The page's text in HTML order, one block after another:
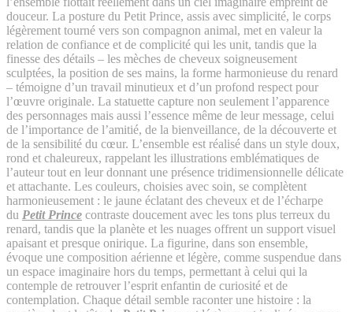
douceur. La posture du Petit Prince, assis avec simplicité, le corps
légèrement tourné vers son compagnon animal, met en valeur la
relation de confiance et de complicité qui les unit, tandis que la
finesse des détails – les mèches de cheveux soigneusement
sculptées, la position de ses mains, la forme harmonieuse du renard
– témoigne d’un travail minutieux et d’un profond respect pour
l’œuvre originale. La statuette capture non seulement l’apparence
des personnages mais aussi l’essence même de leur message, celui
de l’importance de l’amitié, de la bienveillance, de la découverte et
de la sensibilité du cœur. L’ensemble est réalisé dans un style doux,
rond et chaleureux, rappelant les illustrations emblématiques de
l’auteur tout en leur donnant une présence tridimensionnelle délicate
et attachante. Les couleurs, choisies avec soin, se complètent
harmonieusement : le jaune éclatant des cheveux et de l’écharpe
du Petit Prince contraste doucement avec les tons plus terreux du
renard, tandis que la planète et les nuages offrent un support visuel
apaisant et presque onirique. La figurine, dans son ensemble,
évoque une composition aérienne et légère, comme suspendue dans
un espace imaginaire hors du temps, permettant à celui qui la
contemple de retrouver l’esprit enfantin de curiosité et de
contemplation. Chaque détail semble raconter une histoire : la